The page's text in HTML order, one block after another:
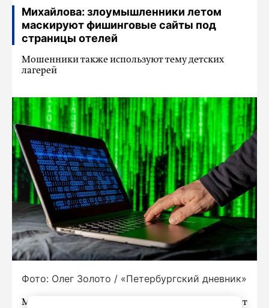
Михайлова: злоумышленники летом
маскируют фишинговые сайты под
страницы отелей
Мошенники также используют тему детских
лагерей
Фото: Олег Золото / «Петербургский дневник»
Мошенники летом часто маскируют